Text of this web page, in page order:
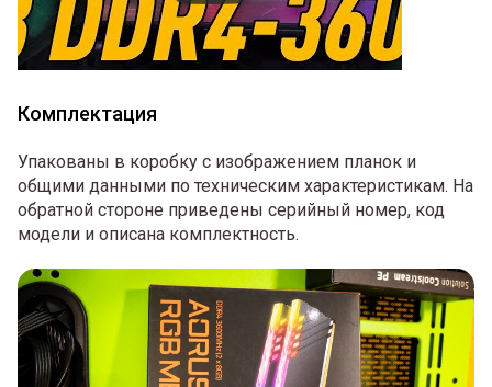
Комплектация
Упакованы в коробку с изображением планок и
общими данными по техническим характеристикам. На
обратной стороне приведены серийный номер, код
модели и описана комплектность.